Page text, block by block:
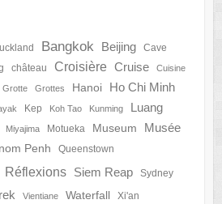
Bangkok Beijing Cave
château Croisière Cruise Cuisine
Grotte Grottes Hanoi
Ho Chi Minh
Kep Koh Tao Kunming
Luang
Miyajima Motueka Museum Musée
Penh Queenstown
Réflexions Siem Reap Sydney
Vientiane Waterfall Xi'an